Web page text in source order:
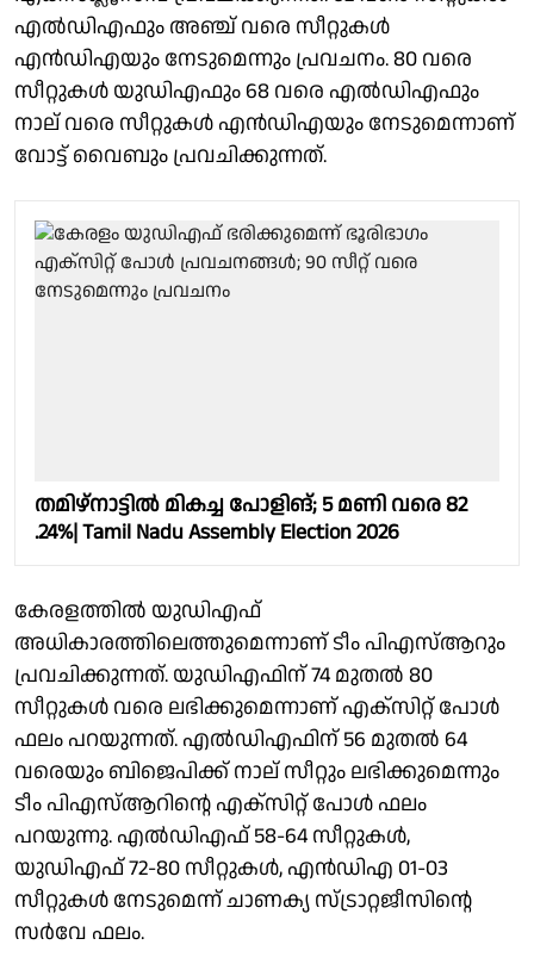
എൽഡിഎഫും അഞ്ച് വരെ സീറ്റുകൾ
എൻഡിഎയും നേടുമെന്നും പ്രവചനം. 80 വരെ
സീറ്റുകൾ യുഡിഎഫും 68 വരെ എൽഡിഎഫും
നാല് വരെ സീറ്റുകൾ എൻഡിഎയും നേടുമെന്നാണ്
വോട്ട് വൈബും പ്രവചിക്കുന്നത്.
തമിഴ്‌നാട്ടിൽ മികച്ച പോളിങ്; 5 മണി വരെ 82
.24%| Tamil Nadu Assembly Election 2026
കേരളത്തിൽ യുഡിഎഫ്
അധികാരത്തിലെത്തുമെന്നാണ് ടീം പിഎസ്ആറും
പ്രവചിക്കുന്നത്. യുഡിഎഫിന് 74 മുതൽ 80
സീറ്റുകൾ വരെ ലഭിക്കുമെന്നാണ് എക്സിറ്റ് പോൾ
ഫലം പറയുന്നത്. എൽഡിഎഫിന് 56 മുതൽ 64
വരെയും ബിജെപിക്ക് നാല് സീറ്റും ലഭിക്കുമെന്നും
ടീം പിഎസ്ആറിൻ്റെ എക്സിറ്റ് പോൾ ഫലം
പറയുന്നു. എൽഡിഎഫ് 58-64 സീറ്റുകൾ,
യുഡിഎഫ് 72-80 സീറ്റുകൾ, എൻഡിഎ 01-03
സീറ്റുകൾ നേടുമെന്ന് ചാണക്യ സ്ട്രാറ്റജീസിന്റെ
സർവേ ഫലം.